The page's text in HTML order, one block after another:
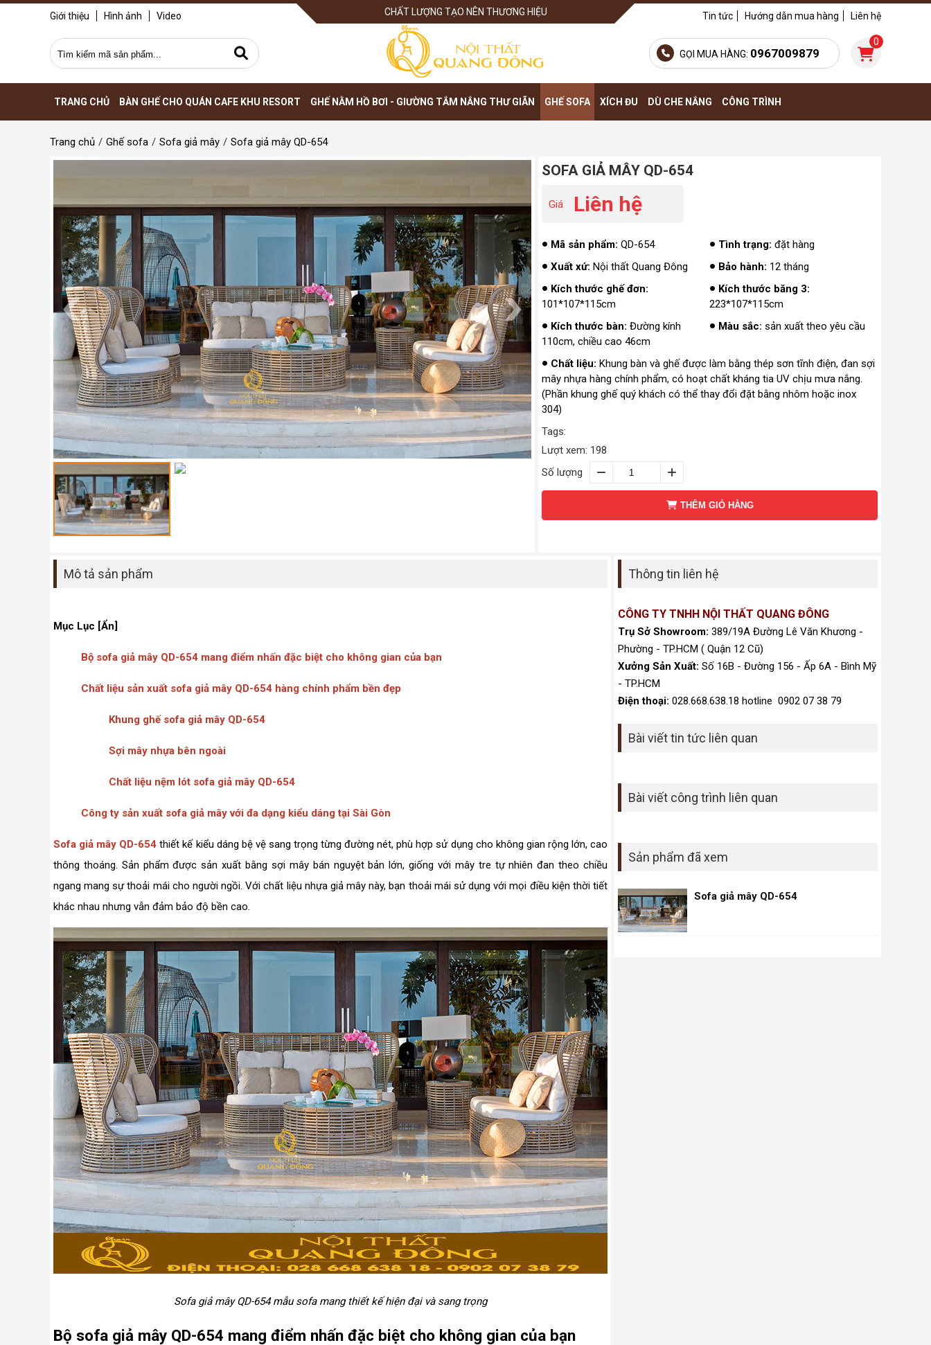
Giới thiệu Hình ảnh Video CHẤT LƯỢNG TẠO NÊN THƯƠNG HIỆU Liên hệ
Hướng dẫn mua hàng
Tin tức
GỌI MUA HÀNG: 0967009879
0
TRANG CHỦ BÀN GHẾ CHO QUÁN CAFE KHU RESORT GHẾ NẰM HỒ BƠI - GIƯỜNG TẮM NẮNG THƯ GIÃN GHẾ SOFA XÍCH ĐU DÙ CHE NẮNG CÔNG TRÌNH
Trang chủ Ghế sofa Sofa giả mây Sofa giả mây QD-654
SOFA GIẢ MÂY QD-654
Giá Liên hệ
Mã sản phẩm: QD-654 Tình trạng: đặt hàng
Xuất xứ: Nội thất Quang Đông Bảo hành: 12 tháng
Kích thước ghế đơn:
101*107*115cm
Kích thước băng 3:
223*107*115cm
Kích thước bàn: Đường kính
110cm, chiều cao 46cm
Màu sắc: sản xuất theo yêu cầu
Chất liệu: Khung bàn và ghế được làm bằng thép sơn tĩnh điện, đan sợi
mây nhựa hàng chính phẩm, có hoạt chất kháng tia UV chịu mưa nắng.
(Phần khung ghế quý khách có thể thay đổi đặt bằng nhôm hoặc inox
304)
Tags:
Lượt xem: 198
Số lượng
THÊM GIỎ HÀNG
Mô tả sản phẩm
Mục Lục [Ẩn]
Bộ sofa giả mây QD-654 mang điểm nhấn đặc biệt cho không gian của bạn
Chất liệu sản xuất sofa giả mây QD-654 hàng chính phẩm bền đẹp
Khung ghế sofa giả mây QD-654
Sợi mây nhựa bên ngoài
Chất liệu nệm lót sofa giả mây QD-654
Công ty sản xuất sofa giả mây với đa dạng kiểu dáng tại Sài Gòn
Sofa giả mây QD-654 thiết kế kiểu dáng bệ vệ sang trọng từng đường nét, phù hợp sử dụng cho không gian rộng lớn, cao
thông thoáng. Sản phẩm được sản xuất bằng sợi mây bán nguyệt bản lớn, giống với mây tre tự nhiên đan theo chiều
ngang mang sự thoải mái cho người ngồi. Với chất liệu nhựa giả mây này, bạn thoải mái sử dụng với mọi điều kiện thời tiết
khác nhau nhưng vẫn đảm bảo độ bền cao.
Sofa giả mây QD-654 mẫu sofa mang thiết kế hiện đại và sang trọng
Bộ sofa giả mây QD-654 mang điểm nhấn đặc biệt cho không gian của bạn
Thông tin liên hệ
CÔNG TY TNHH NỘI THẤT QUANG ĐÔNG
Trụ Sở Showroom: 389/19A Đường Lê Văn Khương -
Phường - TP.HCM ( Quận 12 Cũ)
Xưởng Sản Xuất: Số 16B - Đường 156 - Ấp 6A - Bình Mỹ
- TP.HCM
Điện thoại: 028.668.638.18 hotline 0902 07 38 79
Bài viết tin tức liên quan
Bài viết công trình liên quan
Sản phẩm đã xem
Sofa giả mây QD-654